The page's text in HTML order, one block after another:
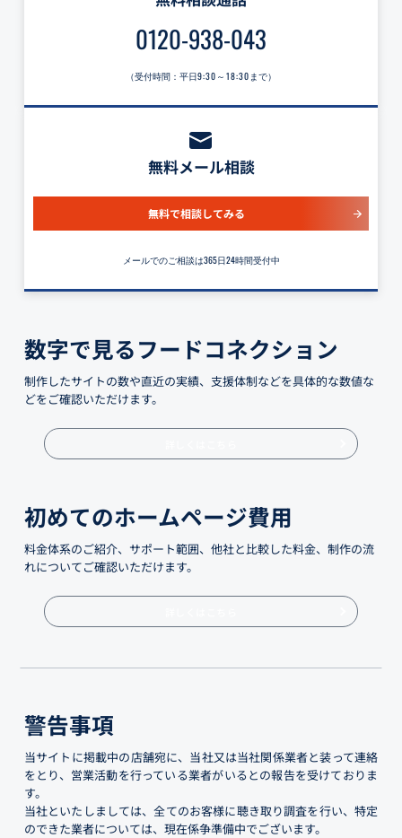
0120-938-043
（受付時間：平日9:30～18:30 まで）
無料メール相談
無料で相談してみる
メールでのご相談は365日24時間受付中
数字で見るフードコネクション
制作したサイトの数や直近の実績、支援体制などを具体的な数値な
どをご確認いただけます。
初めてのホームページ費用
料金体系のご紹介、サポート範囲、他社と比較した料金、制作の流
れについてご確認いただけます。
警告事項
当サイトに掲載中の店舗宛に、当社又は当社関係業者と装って連絡
をとり、営業活動を行っている業者がいるとの報告を受けておりま
す。
当社といたしましては、全てのお客様に聴き取り調査を行い、特定
のできた業者については、現在係争準備中でございます。